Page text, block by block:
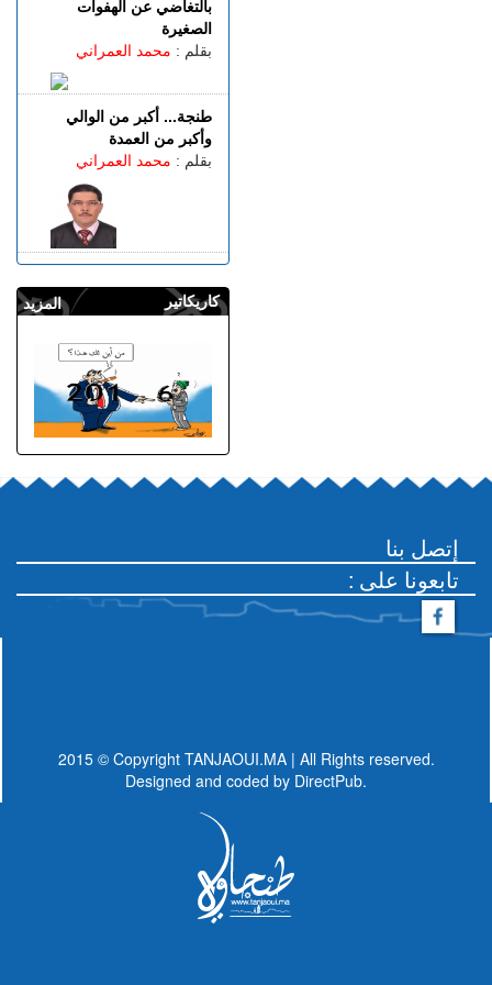
التعليم.. لـمُواجهة الإرهاب!
بقلم :
أحمد إفزارن
أعطاب الطريق القاتلة تبدأ
بالتغاضي عن الهفوات
الصغيرة
بقلم :محمد العمراني
طنجة... أكبر من الوالي
وأكبر من العمدة
بقلم :محمد العمراني
المزيد كاريكاتير